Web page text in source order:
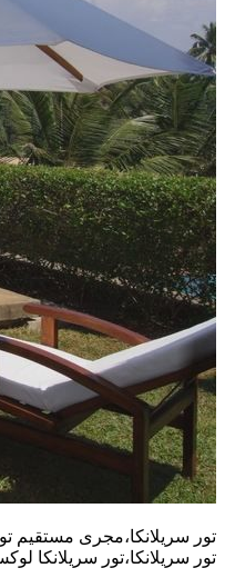
تور سریلانکا،مجری مستقیم
تور سریلانکا،تور سریلانکا